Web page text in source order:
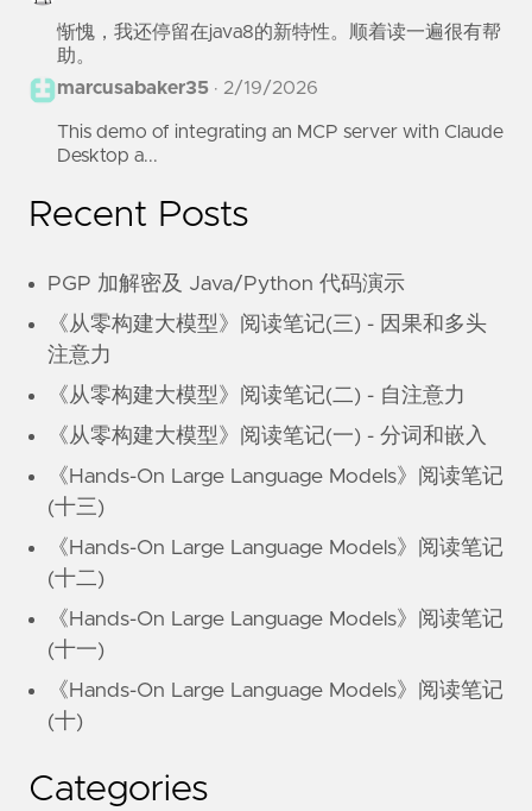
惭愧，我还停留在java8的新特性。顺着读一遍很有帮
助。
marcusabaker35 · 2/19/2026
This demo of integrating an MCP server with Claude
Desktop a...
Recent Posts
PGP 加解密及 Java/Python 代码演示
《从零构建大模型》阅读笔记(三) - 因果和多头
注意力
《从零构建大模型》阅读笔记(二) - 自注意力
《从零构建大模型》阅读笔记(一) - 分词和嵌入
《Hands-On Large Language Models》阅读笔记
(十三)
《Hands-On Large Language Models》阅读笔记
(十二)
《Hands-On Large Language Models》阅读笔记
(十一)
《Hands-On Large Language Models》阅读笔记
(十)
Categories